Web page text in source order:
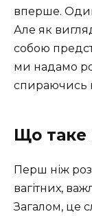
вперше.
Але як
собою
ми надамо
спираючись
Що таке
Перш ніж
вагітних,
Загалом, це